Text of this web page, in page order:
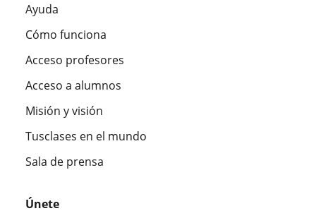
Ayuda
Cómo funciona
Acceso profesores
Acceso a alumnos
Misión y visión
Tusclases en el mundo
Sala de prensa
Únete